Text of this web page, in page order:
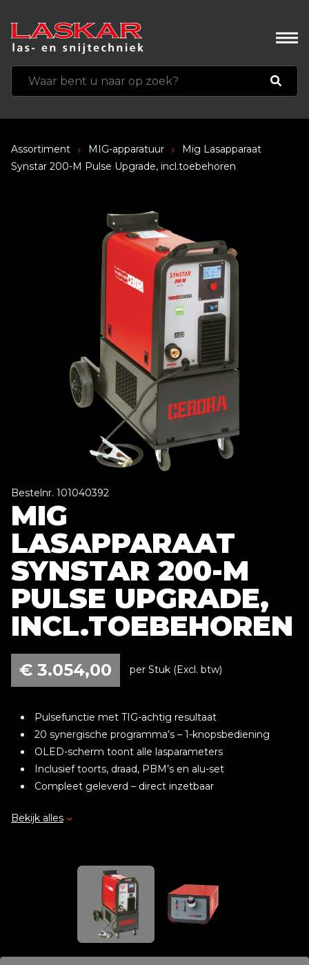
Assortiment MIG-apparatuur
Mig Lasapparaat
Synstar 200-M Pulse Upgrade, incl.toebehoren
Bestelnr. 101040392
MIG
LASAPPARAAT
SYNSTAR 200-M
PULSE UPGRADE,
INCL.TOEBEHOREN
€ 3.054,00 per Stuk (Excl. btw)
Pulsefunctie met TIG-achtig resultaat
20 synergische programma’s – 1-knopsbediening
OLED-scherm toont alle lasparameters
Inclusief toorts, draad, PBM’s en alu-set
Compleet geleverd – direct inzetbaar
Leveringsomvang:
Inclusief Pulse-upgrade
MIG-lastoorts WK 250 GC – 3 meter, gasgekoeld
Drukregelaar Weldkar Argon/CO₂ (menggas)
MIG-lasdraad WK SG2 Ø 0.8 mm – 5 kg spoel
Handlaskap Weldy – 90×110 mm
Bekijk alles